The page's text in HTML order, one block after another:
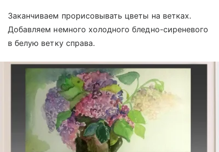
Заканчиваем прорисовывать цветы на ветках.
Добавляем немного холодного бледно-сиреневого
в белую ветку справа.